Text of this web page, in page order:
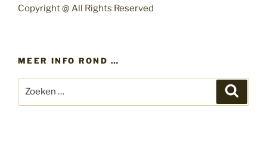
Copyright @ All Rights Reserved
MEER INFO ROND …
naar: